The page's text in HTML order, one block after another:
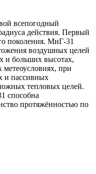
всепогодный
действия. Первый
поколения. МиГ-31
воздушных целей
и больших высотах,
при
и пассивных
тепловых целей.
способна
протяжённостью по